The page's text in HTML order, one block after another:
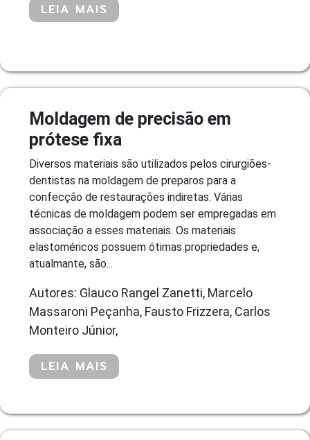
LEIA MAIS
Moldagem de precisão em
prótese fixa
Diversos materiais são utilizados pelos cirurgiões-
dentistas na moldagem de preparos para a
confecção de restaurações indiretas. Várias
técnicas de moldagem podem ser empregadas em
associação a esses materiais. Os materiais
elastoméricos possuem ótimas propriedades e,
atualmante, são...
Autores: Glauco Rangel Zanetti, Marcelo
Massaroni Peçanha, Fausto Frizzera, Carlos
Monteiro Júnior,
LEIA MAIS